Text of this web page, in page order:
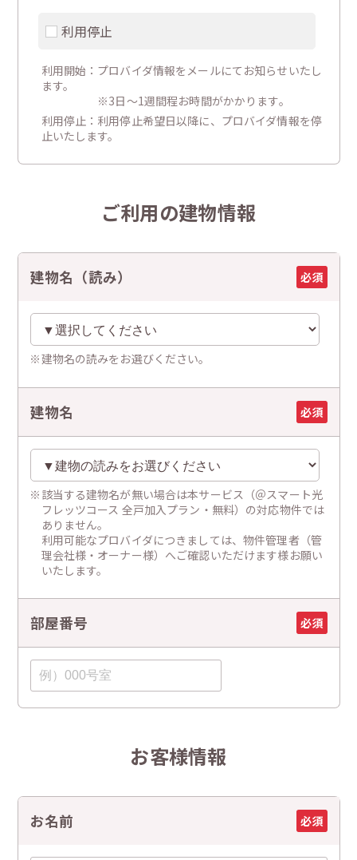
利用停止
利用開始：プロバイダ情報をメールにてお知らせいたし
ます。
※3日～1週間程お時間がかかります。
利用停止：利用停止希望日以降に、プロバイダ情報を停
止いたします。
ご利用の建物情報
建物名（読み） 必須
建物名の読みをお選びください。
建物名 必須
該当する建物名が無い場合は本サービス（＠スマート光
フレッツコース 全戸加入プラン・無料）の対応物件では
ありません。
利用可能なプロバイダにつきましては、物件管理者（管
理会社様・オーナー様）へご確認いただけます様お願い
いたします。
部屋番号 必須
お客様情報
お名前 必須